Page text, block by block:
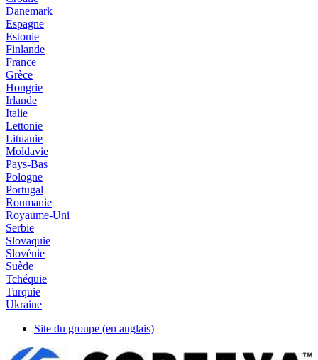
Danemark
Espagne
Estonie
Finlande
France
Grèce
Hongrie
Irlande
Italie
Lettonie
Lituanie
Moldavie
Pays-Bas
Pologne
Portugal
Roumanie
Royaume-Uni
Serbie
Slovaquie
Slovénie
Suède
Tchéquie
Turquie
Ukraine
Site du groupe (en anglais)